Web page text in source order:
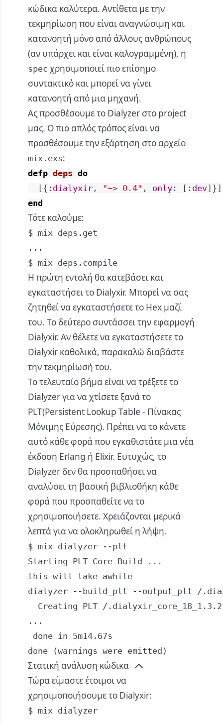
κώδικα καλύτερα. Αντίθετα με την
τεκμηρίωση που είναι αναγνώσιμη και
κατανοητή μόνο από άλλους ανθρώπους
(αν υπάρχει και είναι καλογραμμένη), η
spec χρησιμοποιεί πιο επίσημο
συντακτικό και μπορεί να γίνει
κατανοητή από μια μηχανή.
Ας προσθέσουμε το Dialyzer στο project
μας. Ο πιο απλός τρόπος είναι να
προσθέσουμε την εξάρτηση στο αρχείο
mix.exs:
defp deps do
[{ :dialyxir , "~> 0.4" , only : [ :dev] }]
end
Τότε καλούμε:
$ mix deps.get
...
$ mix deps.compile
Η πρώτη εντολή θα κατεβάσει και
εγκαταστήσει το Dialyxir. Μπορεί να σας
ζητηθεί να εγκαταστήσετε το Hex μαζί
του. Το δεύτερο συντάσσει την εφαρμογή
Dialyxir. Αν θέλετε να εγκαταστήσετε το
Dialyxir καθολικά, παρακαλώ διαβάστε
τηντεκμηρίωσή του.
Το τελευταίο βήμα είναι να τρέξετε το
Dialyzer για να χτίσετε ξανά το
PLT(Persistent Lookup Table - Πίνακας
Μόνιμης Εύρεσης). Πρέπει να το κάνετε
αυτό κάθε φορά που εγκαθιστάτε μια νέα
έκδοση Erlang ή Elixir. Ευτυχώς, το
Dialyzer δεν θα προσπαθήσει να
αναλύσει τη βασική βιβλιοθήκη κάθε
φορά που προσπαθείτε να το
χρησιμοποιήσετε. Χρειάζονται μερικά
λεπτά για να ολοκληρωθεί η λήψη.
$ mix dialyzer --plt
Starting PLT Core Build ...
this will take awhile
dialyzer --build_plt --output_plt /
Creating PLT /
...
done in 5m14.67s
done (warnings were emitted)
Στατική ανάλυση κώδικα
Τώρα είμαστε έτοιμοι να
χρησιμοποιήσουμε το Dialyxir:
$ mix dialyzer